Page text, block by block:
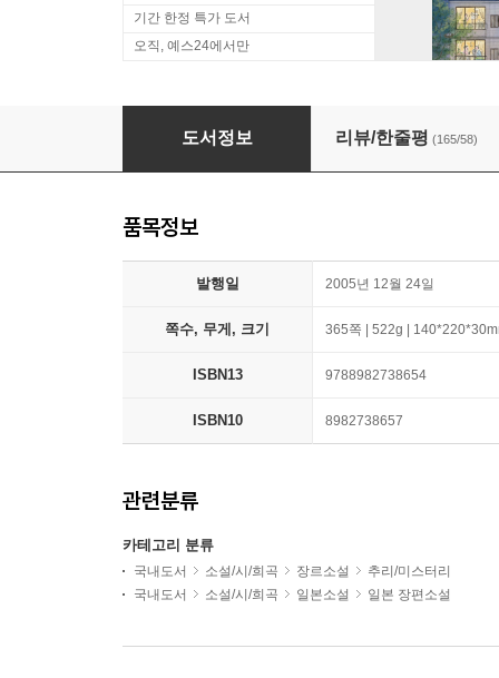
기간 한정 특가 도서
오직, 예스24에서만
도서정보 리뷰/한줄평 (165/58)
품목정보
발행일 2005년 12월 24일
쪽수, 무게, 크기 365쪽 | 522g |
ISBN13 9788982738654
ISBN10 8982738657
관련분류
카테고리 분류
국내도서 소설/시/희곡 장르소설
추리/미스터리
국내도서
소설/시/희곡 일본소설 일본 장편소설